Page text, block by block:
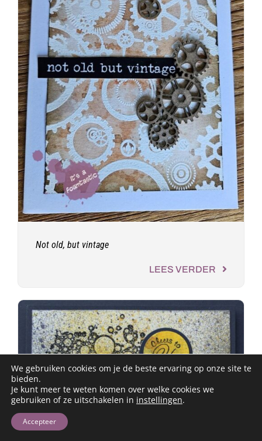
Not old, but vintage
LEES VERDER
We gebruiken cookies om je de beste ervaring op onze site te
bieden.
Je kunt meer te weten komen over welke cookies we
gebruiken of ze uitschakelen in instellingen.
Accepteer